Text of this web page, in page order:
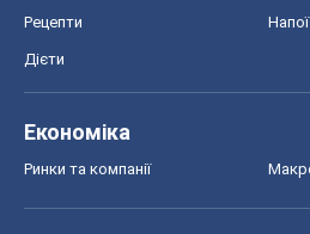
Рецепти Напої
Дієти
Економіка
Ринки та компанії